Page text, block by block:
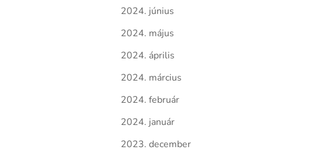
2024. június
2024. május
2024. április
2024. március
2024. február
2024. január
2023. december